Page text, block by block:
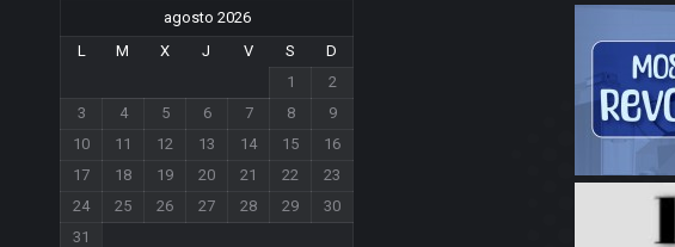
agosto 2026
L
M X J V S
D
1
2
3
4 5 6 7 8
9
10
11 12 13 14 15
16
17
18 19 20 21 22
23
24
25 26 27 28 29
30
31